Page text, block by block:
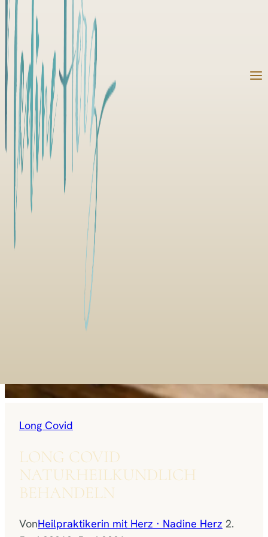
Long Covid
LONG COVID
NATURHEILKUNDLICH
BEHANDELN
VonHeilpraktikerin mit Herz · Nadine Herz 2.